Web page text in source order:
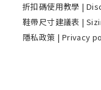
折扣碼使用教學 |
鞋帶尺寸建議表 |
隱私政策 | Privacy